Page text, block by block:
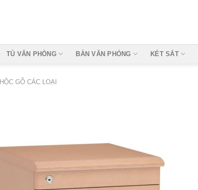
TỦ VĂN PHÒNG BÀN VĂN PHÒNG KÉT SẮT
HỘC GỖ CÁC LOẠI